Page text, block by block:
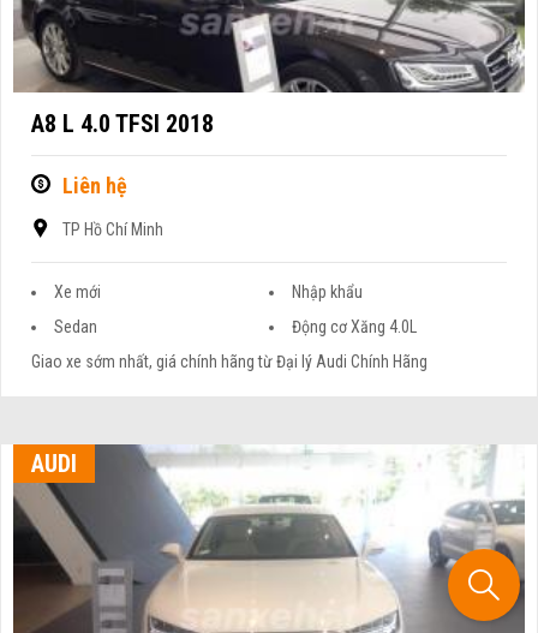
A8 L 4.0 TFSI 2018
Liên hệ
TP Hồ Chí Minh
Xe mới
Nhập khẩu
Sedan
Động cơ Xăng 4.0L
Giao xe sớm nhất, giá chính hãng từ Đại lý Audi Chính Hãng
AUDI